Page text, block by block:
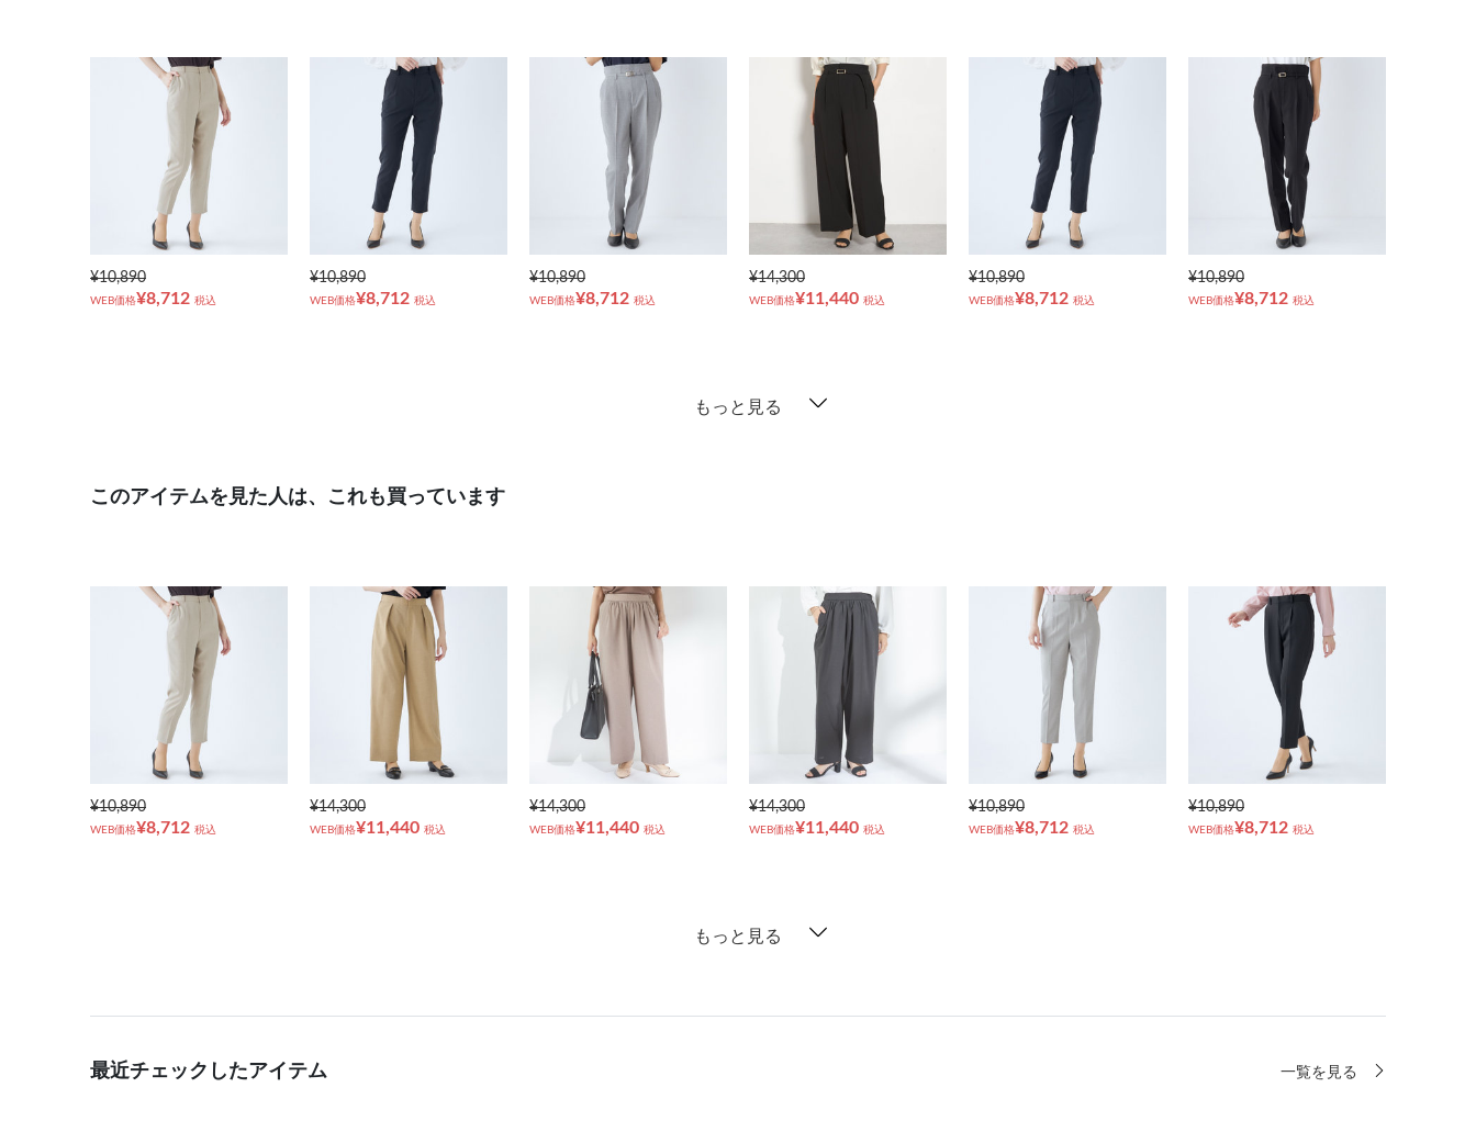
¥10,890
WEB価格¥8,712 税込
¥10,890
WEB価格¥8,712 税込
¥10,890
WEB価格¥8,712 税込
¥14,300
WEB価格¥11,440 税込
¥10,890
WEB価格¥8,712 税込
¥10,890
WEB価格¥8,712 税込
もっと見る
このアイテムを見た人は、これも買っています
¥10,890
WEB価格¥8,712 税込
¥14,300
WEB価格¥11,440 税込
¥14,300
WEB価格¥11,440 税込
¥14,300
WEB価格¥11,440 税込
¥10,890
WEB価格¥8,712 税込
¥10,890
WEB価格¥8,712 税込
もっと見る
最近チェックしたアイテム 一覧を見る